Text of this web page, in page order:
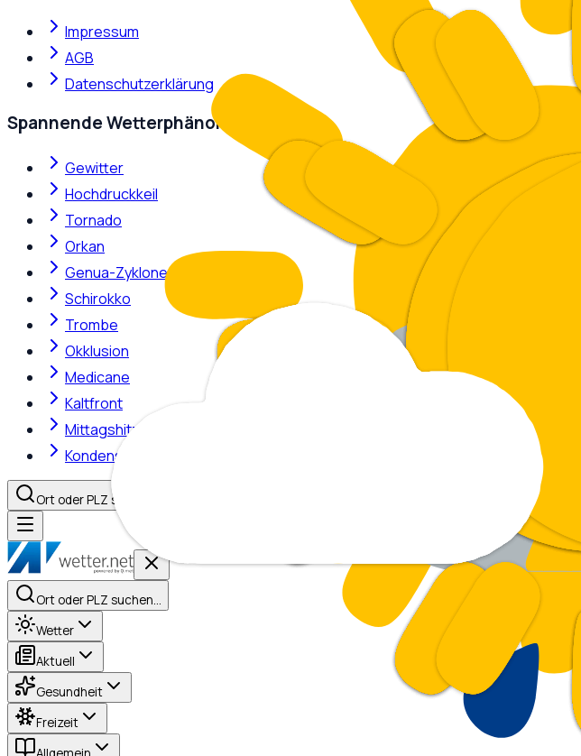
Impressum
AGB
Datenschutzerklärung
Spannende Wetterphänomene
Gewitter
Hochdruckkeil
Tornado
Orkan
Genua-Zyklone
Schirokko
Trombe
Okklusion
Medicane
Kaltfront
Mittagshitze
Kondensstreifen
Ort oder PLZ suchen…
Ort oder PLZ suchen…
Wetter
Aktuell
Gesundheit
Freizeit